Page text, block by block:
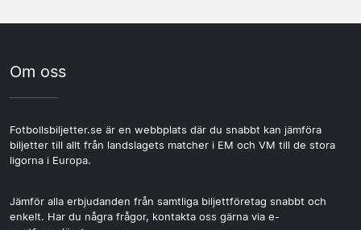
Om oss
Fotbollsbiljetter.se är en webbplats där du snabbt kan jämföra
biljetter till allt från landslagets matcher i EM och VM till de stora
ligorna i Europa.
Jämför alla erbjudanden från samtliga biljettföretag snabbt och
enkelt. Har du några frågor, kontakta oss gärna via e-